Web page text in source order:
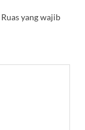
Ruas yang wajib